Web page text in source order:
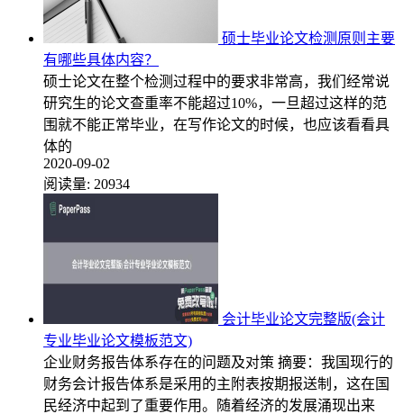
硕士毕业论文检测原则主要
有哪些具体内容？
硕士论文在整个检测过程中的要求非常高，我们经常说
研究生的论文查重率不能超过10%，一旦超过这样的范
围就不能正常毕业，在写作论文的时候，也应该看看具
体的
2020-09-02
阅读量: 20934
会计毕业论文完整版(会计
专业毕业论文模板范文)
企业财务报告体系存在的问题及对策 摘要：我国现行的
财务会计报告体系是采用的主附表按期报送制，这在国
民经济中起到了重要作用。随着经济的发展涌现出来